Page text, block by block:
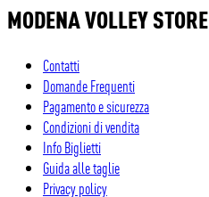
MODENA VOLLEY STORE
Contatti
Domande Frequenti
Pagamento e sicurezza
Condizioni di vendita
Info Biglietti
Guida alle taglie
Privacy policy